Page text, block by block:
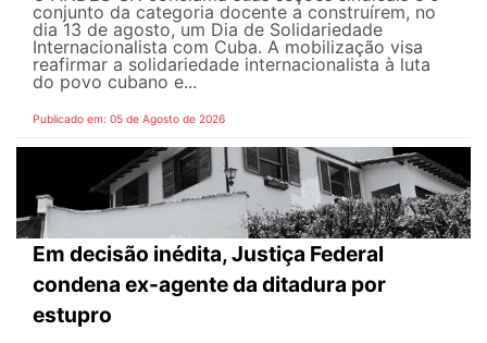
conjunto da categoria docente a construírem, no
dia 13 de agosto, um Dia de Solidariedade
Internacionalista com Cuba. A mobilização visa
reafirmar a solidariedade internacionalista à luta
do povo cubano e...
Publicado em: 05 de Agosto de 2026
Em decisão inédita, Justiça Federal
condena ex-agente da ditadura por
estupro